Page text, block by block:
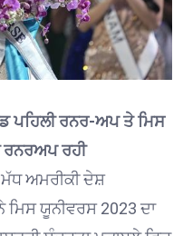
ਪਹਿਲੀ ਰਨਰ-ਅਪ ਤੇ ਮਿਸ
ਰਹੀ
ਮੱਧ ਅਮਰੀਕੀ ਦੇਸ਼
ਮਿਸ ਯੂਨੀਵਰਸ 2023 ਦਾ